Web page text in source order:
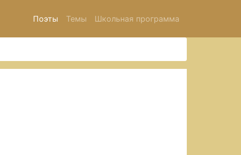
Поэты Темы Школьная программа